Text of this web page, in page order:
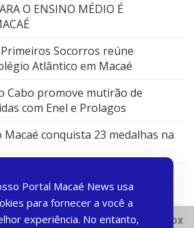
O ENSINO MÉDIO É
Socorros reúne
Atlântico em Macaé
Cabo promove mutirão de
com Enel e Prolagos
conquista 23 medalhas na
de Rio das Ostras promove
| Desenvolvido com♥ Dart Box
Portal Macaé News usa
para fornecer a você a
experiência. No entanto,